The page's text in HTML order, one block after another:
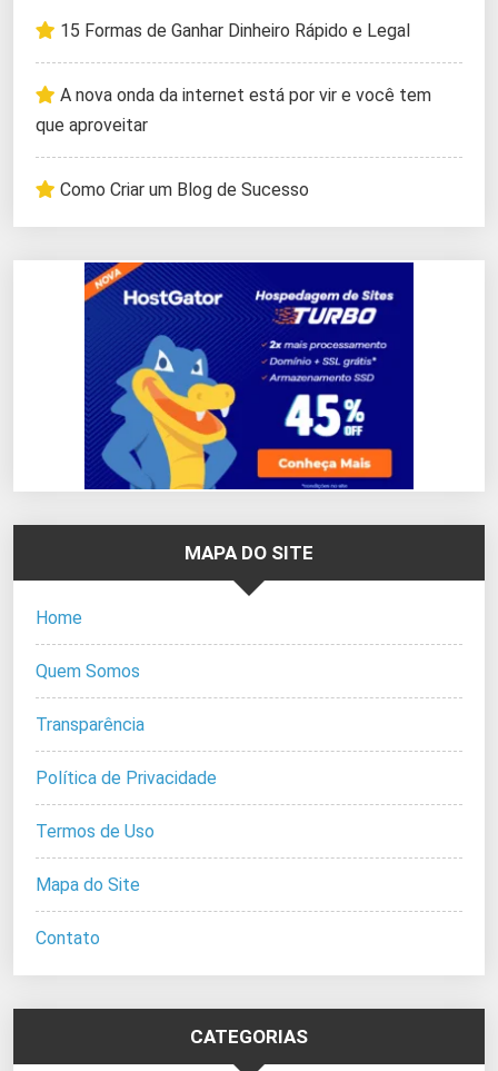
15 Formas de Ganhar Dinheiro Rápido e Legal
A nova onda da internet está por vir e você tem
que aproveitar
Como Criar um Blog de Sucesso
MAPA DO SITE
Home
Quem Somos
Transparência
Política de Privacidade
Termos de Uso
Mapa do Site
Contato
CATEGORIAS